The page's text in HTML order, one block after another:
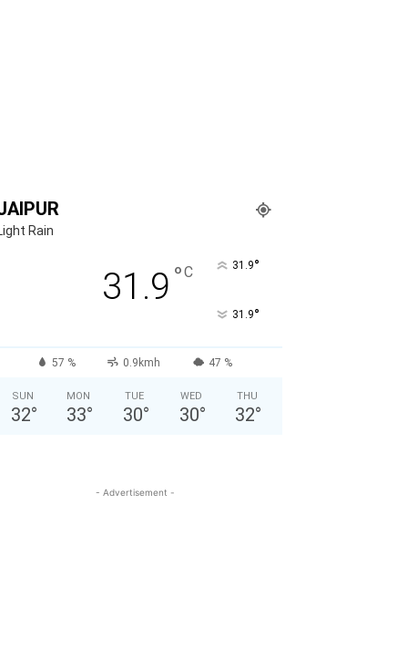
Rain
31.9 °C 31.9°
31.9°
57 % 0.9kmh 47 %
SUN
32°
MON
33°
TUE
30°
WED
30°
THU
32°
- Advertisement -